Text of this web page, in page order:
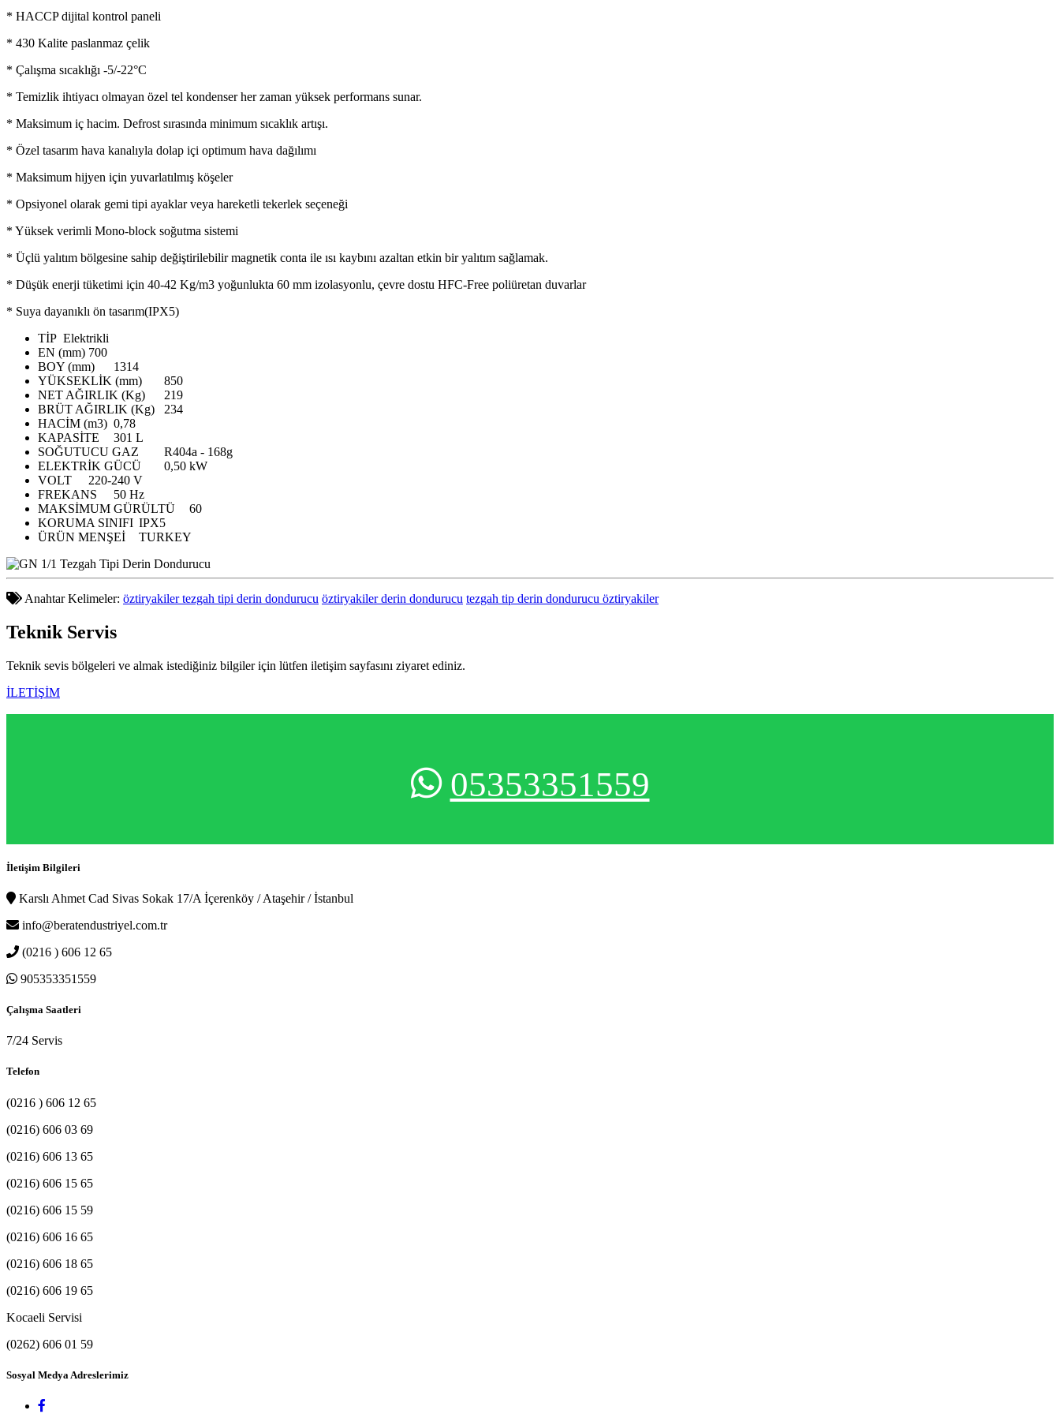
* HACCP dijital kontrol paneli
* 430 Kalite paslanmaz çelik
* Çalışma sıcaklığı -5/-22°C
* Temizlik ihtiyacı olmayan özel tel kondenser her zaman yüksek performans sunar.
* Maksimum iç hacim. Defrost sırasında minimum sıcaklık artışı.
* Özel tasarım hava kanalıyla dolap içi optimum hava dağılımı
* Maksimum hijyen için yuvarlatılmış köşeler
* Opsiyonel olarak gemi tipi ayaklar veya hareketli tekerlek seçeneği
* Yüksek verimli Mono-block soğutma sistemi
* Üçlü yalıtım bölgesine sahip değiştirilebilir magnetik conta ile ısı kaybını azaltan etkin bir yalıtım sağlamak.
* Düşük enerji tüketimi için 40-42 Kg/m3 yoğunlukta 60 mm izolasyonlu, çevre dostu HFC-Free poliüretan duvarlar
* Suya dayanıklı ön tasarım(IPX5)
TİP Elektrikli
EN (mm) 700
BOY (mm)
1314
YÜKSEKLİK (mm)
850
NET AĞIRLIK (Kg)
219
BRÜT AĞIRLIK (Kg)
234
HACİM (m3) 0,78
KAPASİTE
301 L
SOĞUTUCU GAZ
R404a - 168g
ELEKTRİK GÜCÜ
0,50 kW
VOLT
220-240 V
FREKANS
50 Hz
MAKSİMUM GÜRÜLTÜ
60
KORUMA SINIFI IPX5
ÜRÜN MENŞEİ
TURKEY
Anahtar Kelimeler: öztiryakiler tezgah tipi derin dondurucu öztiryakiler derin dondurucu tezgah tip derin dondurucu öztiryakiler
Teknik Servis
Teknik sevis bölgeleri ve almak istediğiniz bilgiler için lütfen iletişim sayfasını ziyaret ediniz.
İLETİŞİM
05353351559
İletişim Bilgileri
Karslı Ahmet Cad Sivas Sokak 17/A İçerenköy / Ataşehir / İstanbul
info@beratendustriyel.com.tr
(0216 ) 606 12 65
905353351559
Çalışma Saatleri
7/24 Servis
Telefon
(0216 ) 606 12 65
(0216) 606 03 69
(0216) 606 13 65
(0216) 606 15 65
(0216) 606 15 59
(0216) 606 16 65
(0216) 606 18 65
(0216) 606 19 65
Kocaeli Servisi
(0262) 606 01 59
Sosyal Medya Adreslerimiz